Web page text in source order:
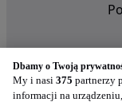
Dbamy o Twoją
My i nasi 375 partnerzy
informacji na